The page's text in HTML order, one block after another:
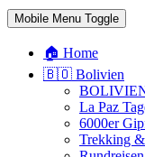
Mobile Menu Toggle
🏠 Home
🇧🇴 Bolivien
La Paz
6000er
Trekking